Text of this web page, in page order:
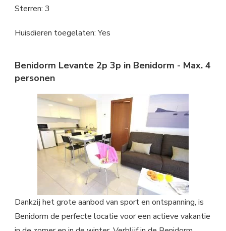
Sterren: 3
Huisdieren toegelaten: Yes
Benidorm Levante 2p 3p in Benidorm - Max. 4
personen
Dankzij het grote aanbod van sport en ontspanning, is
Benidorm de perfecte locatie voor een actieve vakantie